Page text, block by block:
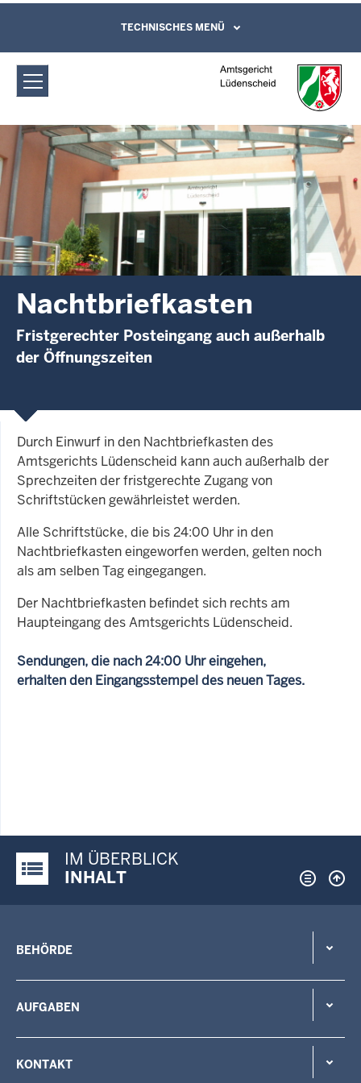
Amtsgericht Lüdenscheid:
Nachtbriefkasten
Direkt zum Inhalt
Leichte Sprache, Gebärdensprachenvideo
und Kontaktformular
TECHNISCHES MENÜ
Nachtbriefkasten
Fristgerechter Posteingang auch außerhalb
der Öffnungszeiten
Durch Einwurf in den Nachtbriefkasten des
Amtsgerichts Lüdenscheid kann auch außerhalb der
Sprechzeiten der fristgerechte Zugang von
Schriftstücken gewährleistet werden.
Alle Schriftstücke, die bis 24:00 Uhr in den
Nachtbriefkasten eingeworfen werden, gelten noch
als am selben Tag eingegangen.
Der Nachtbriefkasten befindet sich rechts am
Haupteingang des Amtsgerichts Lüdenscheid.
Sendungen, die nach 24:00 Uhr eingehen,
erhalten den Eingangsstempel des neuen Tages.
Justiz-Portal im Überblick:
IM ÜBERBLICK
INHALT
BEHÖRDE
AUFGABEN
KONTAKT